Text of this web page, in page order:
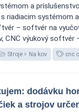
a
riadiacim systémom
– softvér na
CNC výukový softvér
Stroje Na kov cnc
dodávku
a strojov